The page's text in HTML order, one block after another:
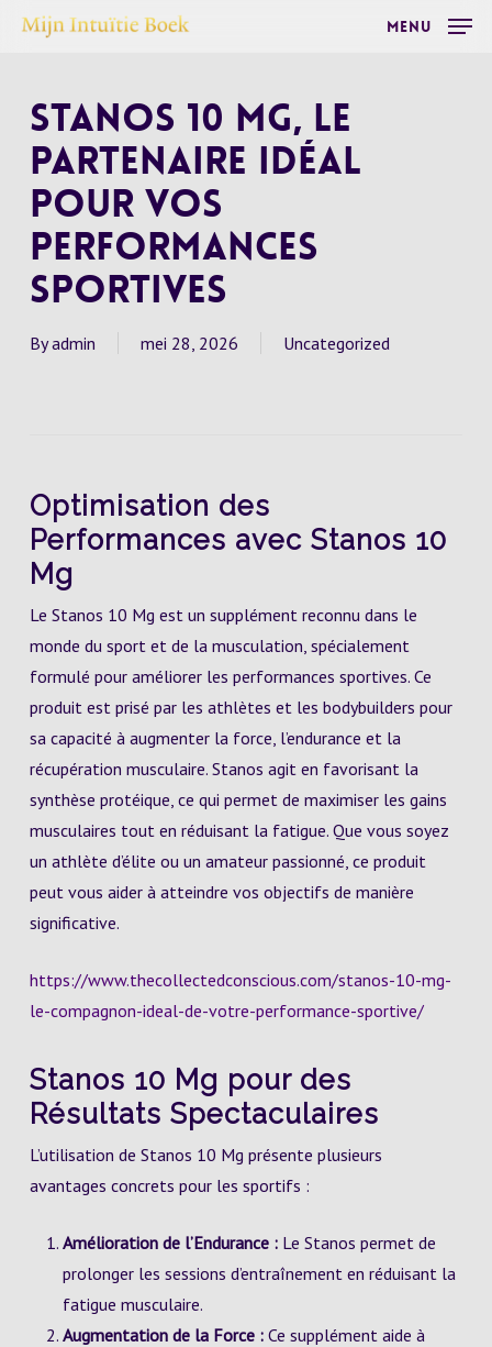
Skip
content
Menu
Stanos 10 Mg, le
partenaire idéal
pour vos
performances
sportives
By admin mei 28, 2026 Uncategorized
Optimisation des
Performances avec Stanos 10
Mg
Le Stanos 10 Mg est un supplément reconnu dans le
monde du sport et de la musculation, spécialement
formulé pour améliorer les performances sportives. Ce
produit est prisé par les athlètes et les bodybuilders pour
sa capacité à augmenter la force, l’endurance et la
récupération musculaire. Stanos agit en favorisant la
synthèse protéique, ce qui permet de maximiser les gains
musculaires tout en réduisant la fatigue. Que vous soyez
un athlète d’élite ou un amateur passionné, ce produit
peut vous aider à atteindre vos objectifs de manière
significative.
https://www.thecollectedconscious.com/stanos-10-mg-
le-compagnon-ideal-de-votre-performance-sportive/
Stanos 10 Mg pour des
Résultats Spectaculaires
L’utilisation de Stanos 10 Mg présente plusieurs
avantages concrets pour les sportifs :
Amélioration de l’Endurance :Le Stanos permet de
prolonger les sessions d’entraînement en réduisant la
fatigue musculaire.
Augmentation de la Force :Ce supplément aide à